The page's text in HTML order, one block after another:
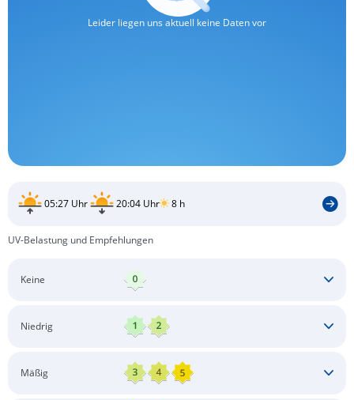
Leider liegen uns aktuell keine Daten vor
05:27 Uhr 20:04 Uhr 8 h
UV-Belastung und Empfehlungen
Keine
Niedrig
Mäßig